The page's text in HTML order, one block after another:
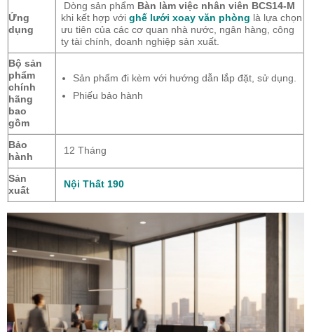
Ứng
dụng
Dòng sản phẩm Bàn làm việc nhân viên BCS14-M
khi kết hợp với ghế lưới xoay văn phòng là lựa chọn
ưu tiên của các cơ quan nhà nước, ngân hàng, công
ty tài chính, doanh nghiệp sản xuất.
Bộ sản
phẩm
chính
hãng
bao
gồm
Sản phẩm đi kèm với hướng dẫn lắp đặt, sử dụng.
Phiếu bảo hành
Bảo
hành
12 Tháng
Sản
xuất
Nội Thất 190